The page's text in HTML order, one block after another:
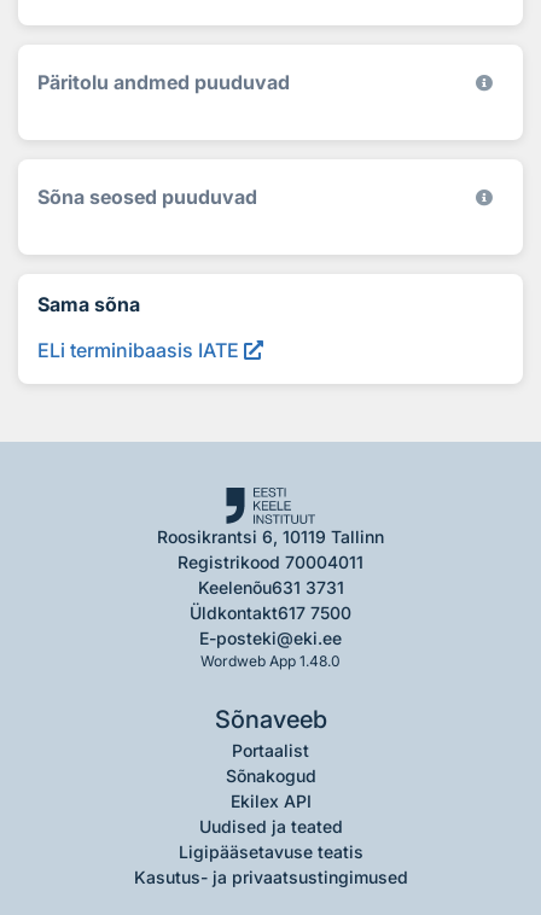
Päritolu andmed puuduvad
Sõna seosed puuduvad
Sama sõna
ELi terminibaasis IATE
Roosikrantsi 6, 10119 Tallinn
Registrikood 70004011
Keelenõu631 3731
Üldkontakt617 7500
E-posteki@eki.ee
Wordweb App 1.48.0
Sõnaveeb
Portaalist
Sõnakogud
Ekilex API
Uudised ja teated
Ligipääsetavuse teatis
Kasutus- ja privaatsustingimused